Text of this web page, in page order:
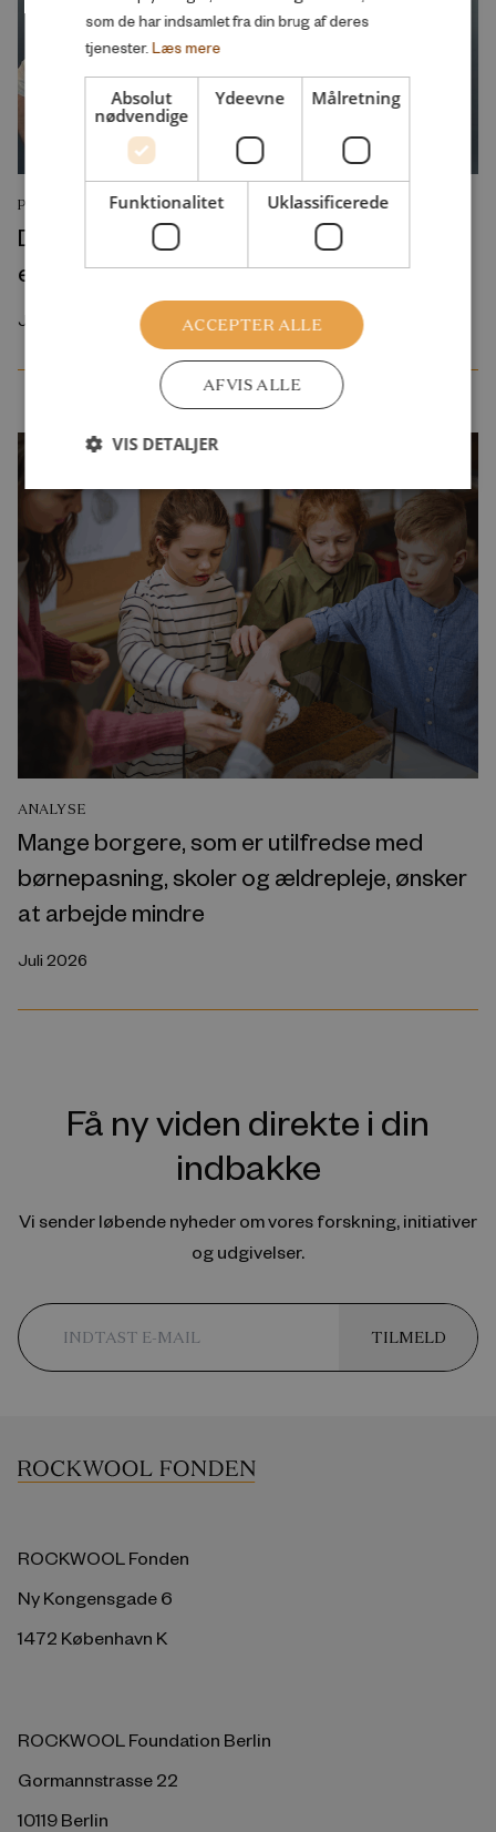
PODCAST
Den blinde vinkel: Ikke-vestliges
efterkommeres kriminalitet
Juli 2026
ANALYSE
Mange borgere, som er utilfredse med
børnepasning, skoler og ældrepleje, ønsker
at arbejde mindre
Juli 2026
Få ny viden direkte i din
indbakke
Vi sender løbende nyheder om vores forskning, initiativer
og udgivelser.
TILMELD
ROCKWOOL Fonden
Ny Kongensgade 6
1472 København K
ROCKWOOL Foundation Berlin
Gormannstrasse 22
10119 Berlin
som de har indsamlet fra din brug af deres
tjenester. Læs mere
Absolut
nødvendige
Ydeevne Målretning
Funktionalitet Uklassificerede
ACCEPTER ALLE
AFVIS ALLE
VIS DETALJER